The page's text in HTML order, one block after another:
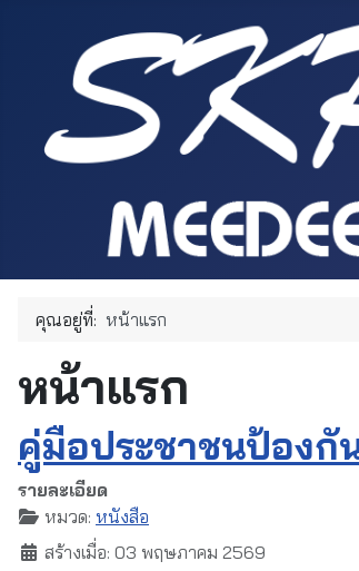
คุณอยู่ที่: หน้าแรก
หน้าแรก
คู่มือประชาชนป้องกั
รายละเอียด
หมวด: หนังสือ
สร้างเมื่อ: 03 พฤษภาคม 2569